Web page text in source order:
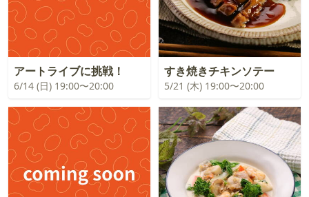
アートライブに挑戦！
6/14 (日) 19:00〜20:00
すき焼きチキンソテー
5/21 (木) 19:00〜20:00